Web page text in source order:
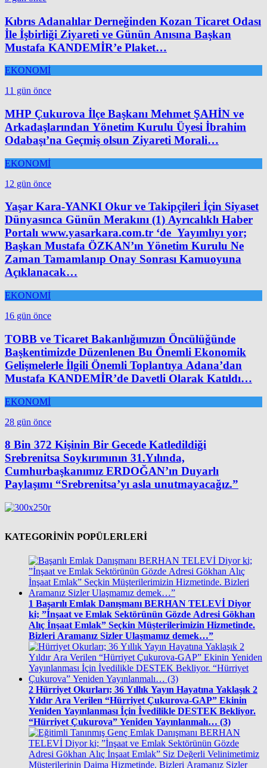
Kıbrıs Adanalılar Derneğinden Kozan Ticaret Odası
İle İşbirliği Ziyareti ve Günün Anısına Başkan
Mustafa KANDEMİR’e Plaket…
EKONOMİ
11 gün önce
MHP Çukurova İlçe Başkanı Mehmet ŞAHİN ve
Arkadaşlarından Yönetim Kurulu Üyesi İbrahim
Odabaşı’na Geçmiş olsun Ziyareti Morali…
EKONOMİ
12 gün önce
Yaşar Kara-YANKI Okur ve Takipçileri İçin Siyaset
Dünyasınca Günün Merakını (1) Ayrıcalıklı Haber
Portalı www.yasarkara.com.tr ‘de Yayımlıyı yor;
Başkan Mustafa ÖZKAN’ın Yönetim Kurulu Ne
Zaman Tamamlanıp Onay Sonrası Kamuoyuna
Açıklanacak…
EKONOMİ
16 gün önce
TOBB ve Ticaret Bakanlığımızın Öncülüğünde
Başkentimizde Düzenlenen Bu Önemli Ekonomik
Gelişmelerle İlgili Önemli Toplantıya Adana’dan
Mustafa KANDEMİR’de Davetli Olarak Katıldı…
EKONOMİ
28 gün önce
8 Bin 372 Kişinin Bir Gecede Katledildiği
Srebrenitsa Soykırımının 31.Yılında,
Cumhurbaşkanımız ERDOĞAN’ın Duyarlı
Paylaşımı “Srebrenitsa’yı asla unutmayacağız.”
KATEGORİNİN POPÜLERLERİ
1 Başarılı Emlak Danışmanı BERHAN TELEVİ Diyor
ki; ”İnşaat ve Emlak Sektörünün Gözde Adresi Gökhan
Alıç İnşaat Emlak” Seçkin Müşterilerimizin Hizmetinde.
Bizleri Aramanız Sizler Ulaşmamız demek…”
2 Hürriyet Okurları; 36 Yıllık Yayın Hayatına Yaklaşık 2
Yıldır Ara Verilen “Hürriyet Çukurova-GAP” Ekinin
Yeniden Yayınlanması İçin İvedilikle DESTEK Bekliyor.
“Hürriyet Çukurova” Yeniden Yayınlanmalı… (3)